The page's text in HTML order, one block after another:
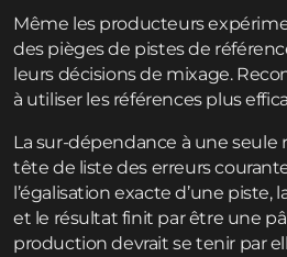
Même les producteurs
des pièges de pistes de
leurs décisions de mixage.
à utiliser les références plus
La sur-dépendance à une seule
tête de liste des erreurs
l’égalisation exacte d’une piste,
et le résultat finit par être une
production devrait se tenir par